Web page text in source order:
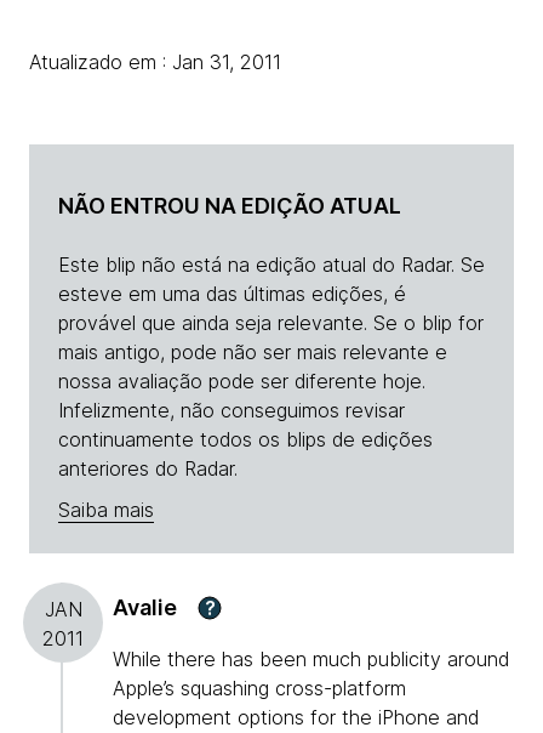
Atualizado em : Jan 31, 2011
NÃO ENTROU NA EDIÇÃO ATUAL
Este blip não está na edição atual do Radar. Se
esteve em uma das últimas edições, é
provável que ainda seja relevante. Se o blip for
mais antigo, pode não ser mais relevante e
nossa avaliação pode ser diferente hoje.
Infelizmente, não conseguimos revisar
continuamente todos os blips de edições
anteriores do Radar.
Saiba mais
JAN
2011
Avalie ?
While there has been much publicity around
Apple’s squashing cross-platform
development options for the iPhone and